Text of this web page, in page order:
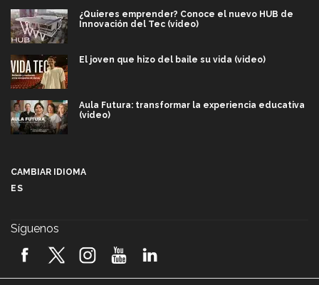
¿Quieres emprender? Conoce el nuevo HUB de
Innovación del Tec (video)
El joven que hizo del baile su vida (video)
Aula Futura: transformar la experiencia educativa
(video)
2026! (video)
CAMBIAR IDIOMA
ES
Síguenos